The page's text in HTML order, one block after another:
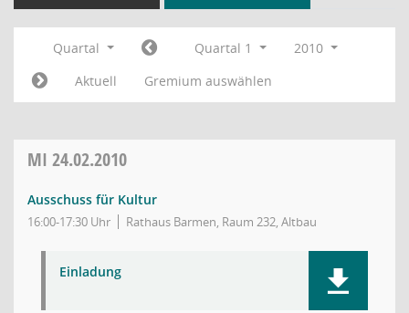
Quartal Quartal 1
2010
Aktuell
Gremium auswählen
MI 24.02.2010
Ausschuss für Kultur
16:00-17:30 Uhr Rathaus Barmen, Raum 232, Altbau
Einladung